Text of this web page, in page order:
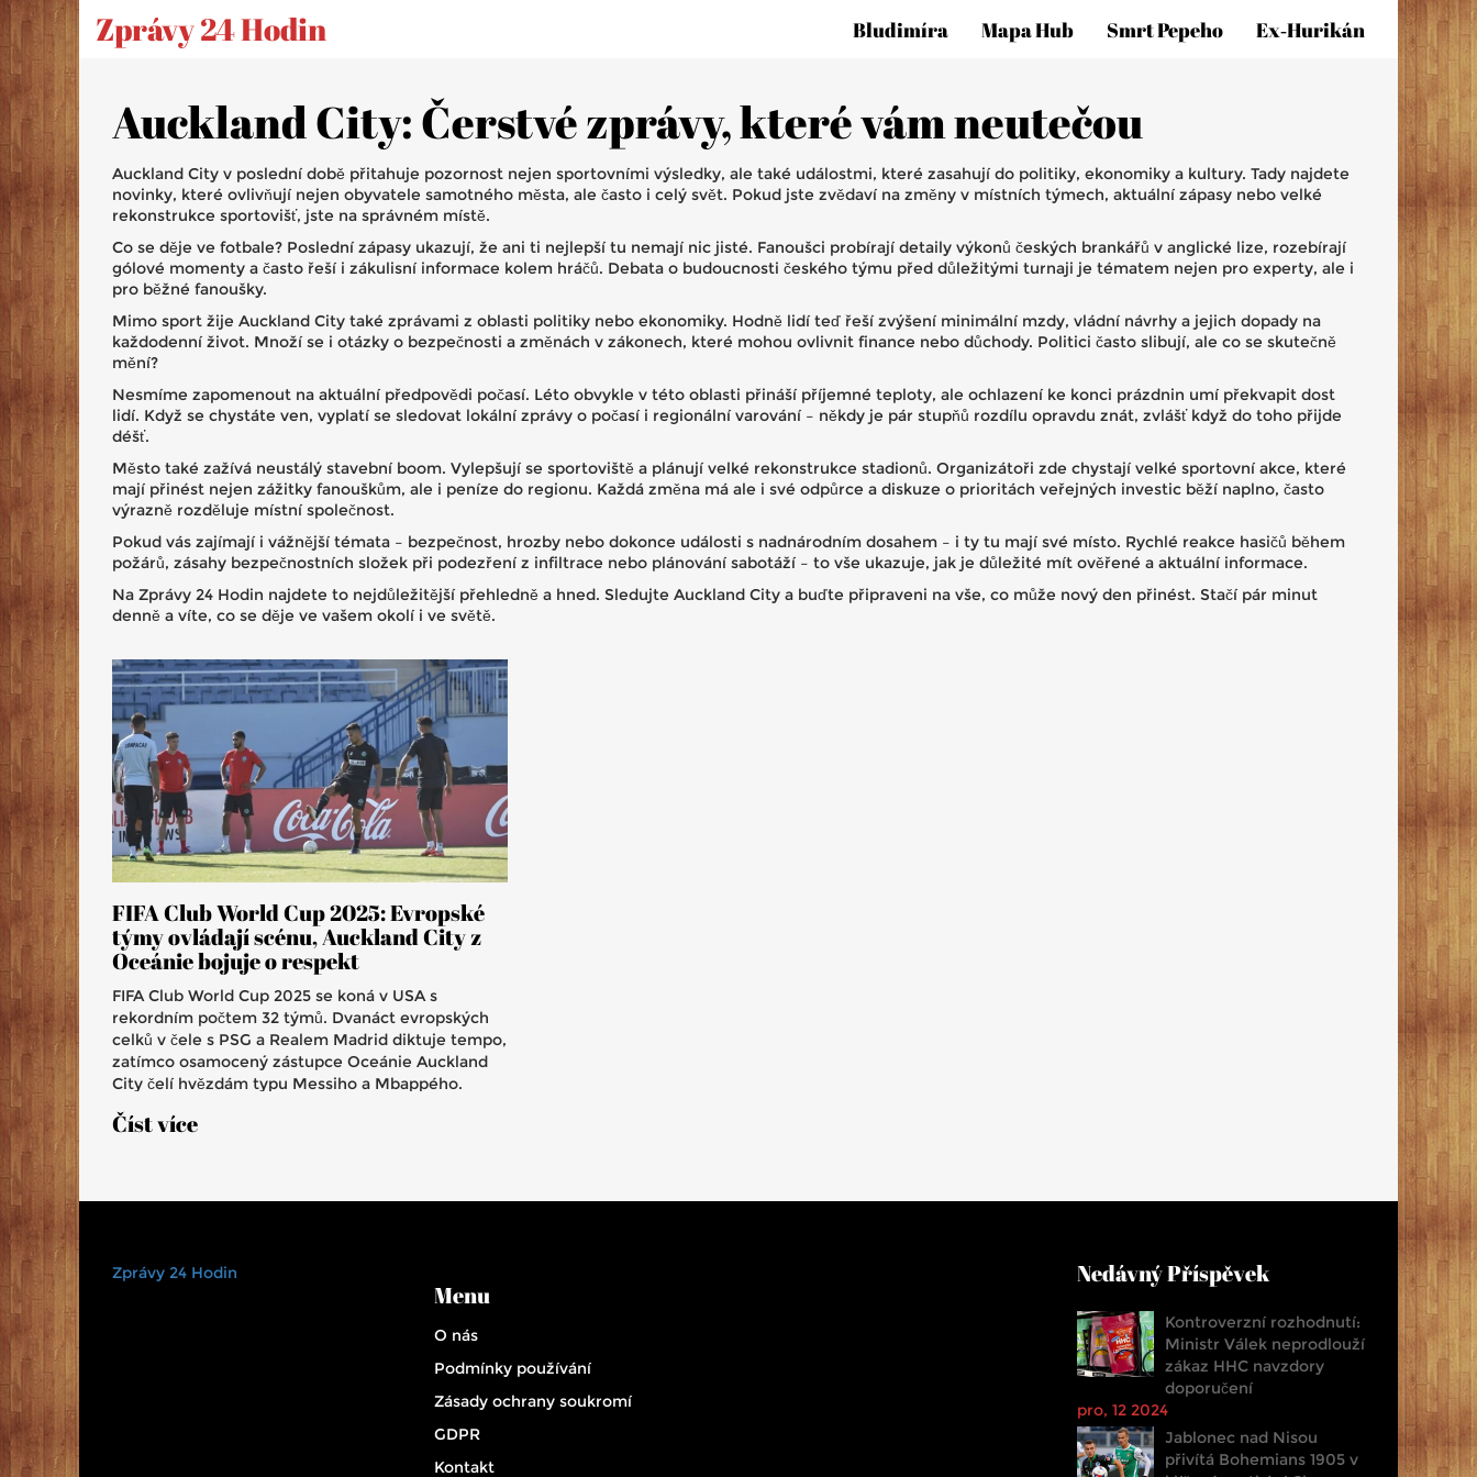
Zprávy 24 Hodin Bludimíra Mapa Hub Smrt Pepeho Ex‑hurikán
Auckland City: Čerstvé zprávy, které vám neutečou
Auckland City v poslední době přitahuje pozornost nejen sportovními výsledky, ale také událostmi, které zasahují do politiky, ekonomiky a kultury. Tady najdete
novinky, které ovlivňují nejen obyvatele samotného města, ale často i celý svět. Pokud jste zvědaví na změny v místních týmech, aktuální zápasy nebo velké
rekonstrukce sportovišť, jste na správném místě.
Co se děje ve fotbale? Poslední zápasy ukazují, že ani ti nejlepší tu nemají nic jisté. Fanoušci probírají detaily výkonů českých brankářů v anglické lize, rozebírají
gólové momenty a často řeší i zákulisní informace kolem hráčů. Debata o budoucnosti českého týmu před důležitými turnaji je tématem nejen pro experty, ale i
pro běžné fanoušky.
Mimo sport žije Auckland City také zprávami z oblasti politiky nebo ekonomiky. Hodně lidí teď řeší zvýšení minimální mzdy, vládní návrhy a jejich dopady na
každodenní život. Množí se i otázky o bezpečnosti a změnách v zákonech, které mohou ovlivnit finance nebo důchody. Politici často slibují, ale co se skutečně
mění?
Nesmíme zapomenout na aktuální předpovědi počasí. Léto obvykle v této oblasti přináší příjemné teploty, ale ochlazení ke konci prázdnin umí překvapit dost
lidí. Když se chystáte ven, vyplatí se sledovat lokální zprávy o počasí i regionální varování – někdy je pár stupňů rozdílu opravdu znát, zvlášť když do toho přijde
déšť.
Město také zažívá neustálý stavební boom. Vylepšují se sportoviště a plánují velké rekonstrukce stadionů. Organizátoři zde chystají velké sportovní akce, které
mají přinést nejen zážitky fanouškům, ale i peníze do regionu. Každá změna má ale i své odpůrce a diskuze o prioritách veřejných investic běží naplno, často
výrazně rozděluje místní společnost.
Pokud vás zajímají i vážnější témata – bezpečnost, hrozby nebo dokonce události s nadnárodním dosahem – i ty tu mají své místo. Rychlé reakce hasičů během
požárů, zásahy bezpečnostních složek při podezření z infiltrace nebo plánování sabotáží – to vše ukazuje, jak je důležité mít ověřené a aktuální informace.
Na Zprávy 24 Hodin najdete to nejdůležitější přehledně a hned. Sledujte Auckland City a buďte připraveni na vše, co může nový den přinést. Stačí pár minut
denně a víte, co se děje ve vašem okolí i ve světě.
FIFA Club World Cup 2025: Evropské
týmy ovládají scénu, Auckland City z
Oceánie bojuje o respekt
FIFA Club World Cup 2025 se koná v USA s
rekordním počtem 32 týmů. Dvanáct evropských
celků v čele s PSG a Realem Madrid diktuje tempo,
zatímco osamocený zástupce Oceánie Auckland
City čelí hvězdám typu Messiho a Mbappého.
sledovaných duelů.
Číst více
Zprávy 24 Hodin
Menu
O nás
Podmínky používání
Zásady ochrany soukromí
GDPR
Kontakt
Nedávný Příspěvek
Kontroverzní rozhodnutí:
Ministr Válek neprodlouží
zákaz HHC navzdory
doporučení
pro, 12 2024
Jablonec nad Nisou
přivítá Bohemians 1905 v